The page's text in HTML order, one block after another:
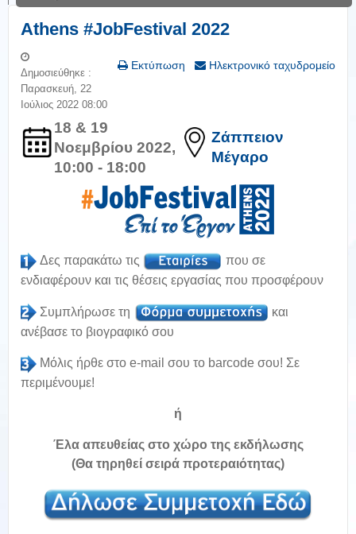
Athens #JobFestival 2022
Εκτύπωση Ηλεκτρονικό ταχυδρομείο
Δημοσιεύθηκε :
Παρασκευή, 22
Ιούλιος 2022 08:00
18 & 19
Νοεμβρίου 2022,
10:00 - 18:00
Ζάππειον
Μέγαρο
Δες παρακάτω τις
που σε
ενδιαφέρουν και τις θέσεις εργασίας που προσφέρουν
Συμπλήρωσε τη
και
ανέβασε το βιογραφικό σου
Μόλις ήρθε στο e-mail σου το barcode σου! Σε
περιμένουμε!
ή
Έλα απευθείας στο χώρο της εκδήλωσης
(Θα τηρηθεί σειρά προτεραιότητας)